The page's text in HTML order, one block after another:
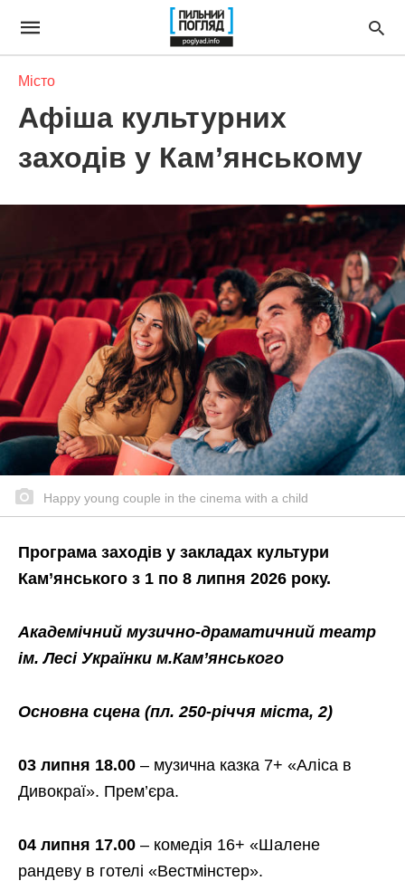
Місто
Афіша культурних
заходів у Кам’янському
Happy young couple in the cinema with a child
Програма заходів у закладах культури
Кам’янського з 1 по 8 липня 2026 року.
Академічний музично-драматичний театр
ім. Лесі Українки м.Кам’янського
Основна сцена (пл. 250-річчя міста, 2)
03 липня 18.00 – музична казка 7+ «Аліса в
Дивокраї». Прем’єра.
04 липня 17.00 – комедія 16+ «Шалене
рандеву в готелі «Вестмінстер».